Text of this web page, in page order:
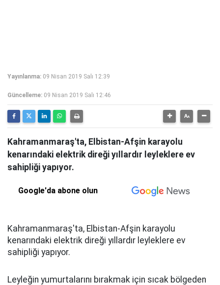
Yayınlanma: 09 Nisan 2019 Salı 12:39
Güncelleme: 09 Nisan 2019 Salı 12:46
Kahramanmaraş'ta, Elbistan-Afşin karayolu
kenarındaki elektrik direği yıllardır leyleklere ev
sahipliği yapıyor.
Google'da abone olun
Kahramanmaraş'ta, Elbistan-Afşin karayolu
kenarındaki elektrik direği yıllardır leyleklere ev
sahipliği yapıyor.
Leyleğin yumurtalarını bırakmak için sıcak bölgeden